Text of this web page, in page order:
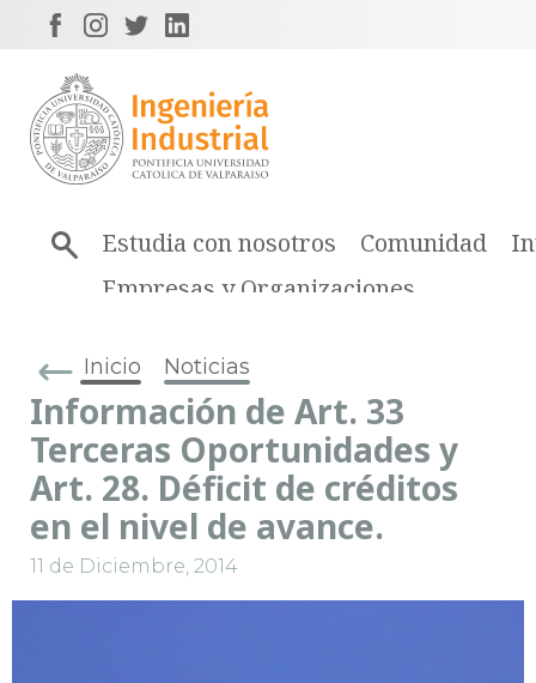
Estudia con nosotros Comunidad
Empresas y Organizaciones
Inicio Noticias
Información de Art. 33
Terceras Oportunidades y
Art. 28. Déficit de créditos
en el nivel de avance.
11 de Diciembre, 2014